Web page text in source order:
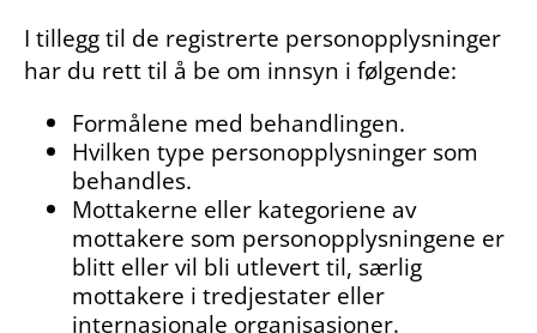
I tillegg til de registrerte personopplysninger
har du rett til å be om innsyn i følgende:
Formålene med behandlingen.
Hvilken type personopplysninger som
behandles.
Mottakerne eller kategoriene av
mottakere som personopplysningene er
blitt eller vil bli utlevert til, særlig
mottakere i tredjestater eller
internasjonale organisasjoner.